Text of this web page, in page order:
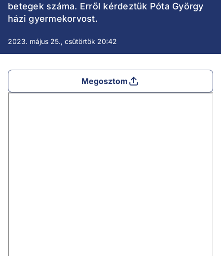
betegek száma. Erről kérdeztük Póta György
házi gyermekorvost.
2023. május 25., csütörtök 20:42
Megosztom